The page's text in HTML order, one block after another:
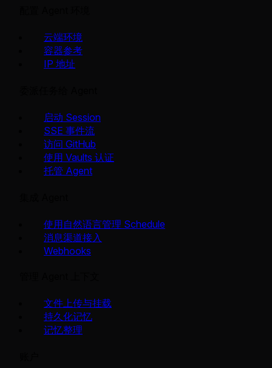
云端环境
容器参考
IP 地址
启动 Session
SSE 事件流
访问 GitHub
使用 Vaults 认证
托管 Agent
使用自然语言管理 Schedule
消息渠道接入
Webhooks
文件上传与挂载
持久化记忆
记忆整理